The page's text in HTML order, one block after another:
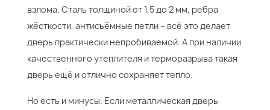
взлома. Сталь толщиной от 1,5 до 2 мм, ребра
жёсткости, антисъёмные петли – всё это делает
дверь практически непробиваемой. А при наличии
качественного утеплителя и терморазрыва такая
дверь ещё и отлично сохраняет тепло.
Но есть и минусы. Если металлическая дверь